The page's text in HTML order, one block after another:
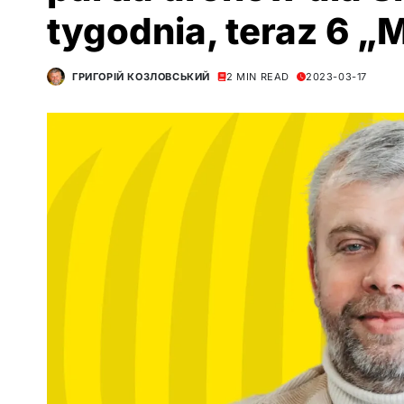
tygodnia, teraz 6
ГРИГОРІЙ КОЗЛОВСЬКИЙ 2 MIN READ 2023-03-17